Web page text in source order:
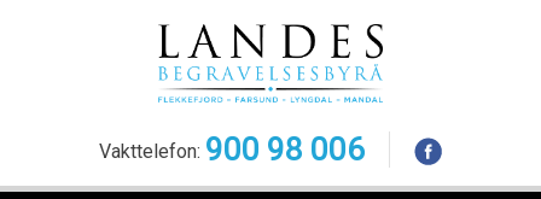
Vakttelefon: 900 98 006